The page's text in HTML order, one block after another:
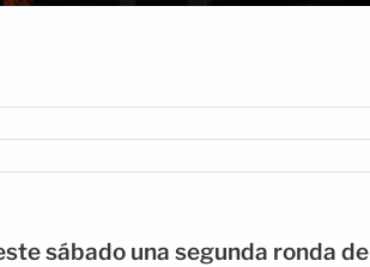
sábado una segunda ronda de